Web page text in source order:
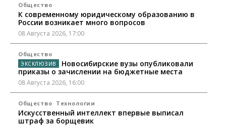
Общество
К современному юридическому образованию в
России возникает много вопросов
08 Августа 2026, 17:00
Общество
Новосибирские вузы опубликовали
приказы о зачислении на бюджетные места
08 Августа 2026, 16:00
Общество Технологии
Искусственный интеллект впервые выписал
штраф за борщевик